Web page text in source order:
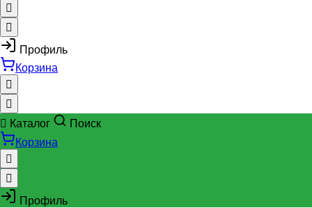
Профиль
Корзина
Каталог
Поиск
Корзина
Профиль